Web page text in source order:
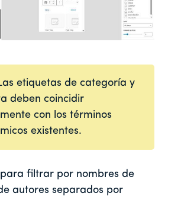
etiquetas de categoría y
deben coincidir
con los términos
existentes.
para filtrar por nombres de
autores separados por